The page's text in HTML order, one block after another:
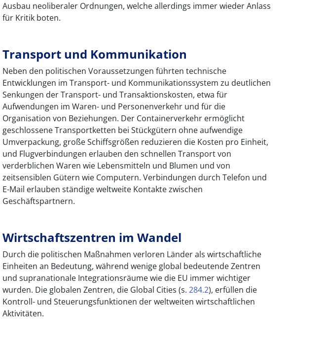
Ausbau neoliberaler Ordnungen, welche allerdings immer wieder Anlass
für Kritik boten.
Transport und Kommunikation
Neben den politischen Voraussetzungen führten technische
Entwicklungen im Transport- und Kommunikationssystem zu deutlichen
Senkungen der Transport- und Transaktionskosten, etwa für
Aufwendungen im Waren- und Personenverkehr und für die
Organisation von Beziehungen. Der Containerverkehr ermöglicht
geschlossene Transportketten bei Stückgütern ohne aufwendige
Umverpackung, große Schiffsgrößen reduzieren die Kosten pro Einheit,
und Flugverbindungen erlauben den schnellen Transport von
verderblichen Waren wie Lebensmitteln und Blumen und von
zeitsensiblen Gütern wie Computern. Verbindungen durch Telefon und
E-Mail erlauben ständige weltweite Kontakte zwischen
Geschäftspartnern.
Wirtschaftszentren im Wandel
Durch die politischen Maßnahmen verloren Länder als wirtschaftliche
Einheiten an Bedeutung, während wenige global bedeutende Zentren
und supranationale Integrationsräume wie die EU immer wichtiger
wurden. Die globalen Zentren, die Global Cities (s. 284.2), erfüllen die
Kontroll- und Steuerungsfunktionen der weltweiten wirtschaftlichen
Aktivitäten.